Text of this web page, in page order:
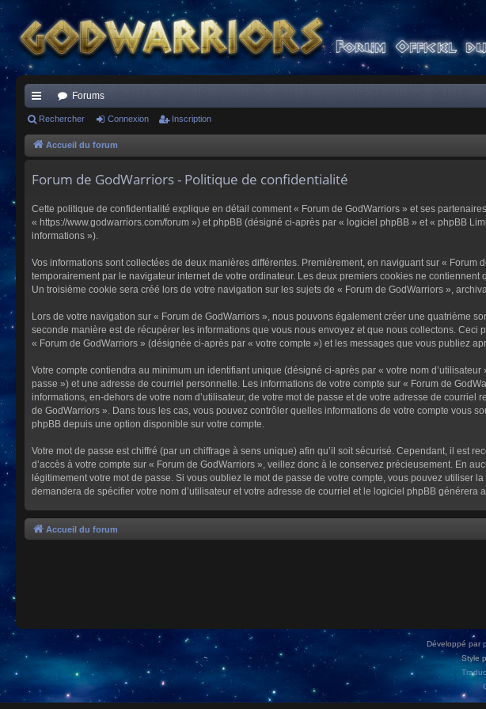
ac
co
s
Forums
Rechercher Connexion Inscription
Accueil du forum
Forum de GodWarriors - Politique de confidentialité
Cette politique de confidentialité explique en détail comment « Forum de GodWarriors » et ses
« https://www.godwarriors.com/forum ») et phpBB (désigné ci-après par « logiciel phpBB » et « phpBB
informations »).
Vos informations sont collectées de deux manières différentes. Premièrement, en naviguant sur «
temporairement par le navigateur internet de votre ordinateur. Les deux premiers cookies ne
Un troisième cookie sera créé lors de votre navigation sur les sujets de « Forum de GodWarriors »,
Lors de votre navigation sur « Forum de GodWarriors », nous pouvons également créer une quatrième
seconde manière est de récupérer les informations que vous nous envoyez et que nous collectons.
« Forum de GodWarriors » (désignée ci-après par « votre compte ») et les messages que vous publiez
Votre compte contiendra au minimum un identifiant unique (désigné ci-après par « votre nom
passe ») et une adresse de courriel personnelle. Les informations de votre compte sur « Forum de
informations, en-dehors de votre nom d’utilisateur, de votre mot de passe et de votre adresse de
de GodWarriors ». Dans tous les cas, vous pouvez contrôler quelles informations de votre compte
phpBB depuis une option disponible sur votre compte.
Votre mot de passe est chiffré (par un chiffrage à sens unique) afin qu’il soit sécurisé. Cependant, il est
d’accès à votre compte sur « Forum de GodWarriors », veillez donc à le conservez précieusement. En
légitimement votre mot de passe. Si vous oubliez le mot de passe de votre compte, vous pouvez utiliser
demandera de spécifier votre nom d’utilisateur et votre adresse de courriel et le logiciel phpBB
Accueil du forum
Développé par
Style